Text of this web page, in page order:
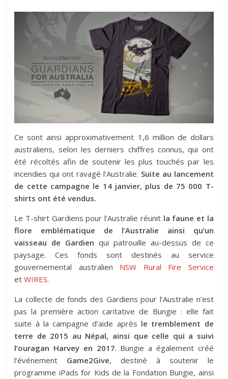
Ce sont ainsi approximativement 1,6 million de dollars
australiens, selon les derniers chiffres connus, qui ont
été récoltés afin de soutenir les plus touchés par les
incendies qui ont ravagé l’Australie. Suite au lancement
de cette campagne le 14 janvier, plus de 75 000 T-
shirts ont été vendus.
Le T-shirt Gardiens pour l’Australie réunit la faune et la
flore emblématique de l’Australie ainsi qu’un
vaisseau de Gardien qui patrouille au-dessus de ce
paysage. Ces fonds sont destinés au service
gouvernemental australien NSW Rural Fire Service
etWIRES.
La collecte de fonds des Gardiens pour l’Australie n’est
pas la première action caritative de Bungie : elle fait
suite à la campagne d’aide après le tremblement de
terre de 2015 au Népal, ainsi que celle qui a suivi
l’ouragan Harvey en 2017. Bungie a également créé
l’événement Game2Give, destiné à soutenir le
programme iPads for Kids de la Fondation Bungie, ainsi